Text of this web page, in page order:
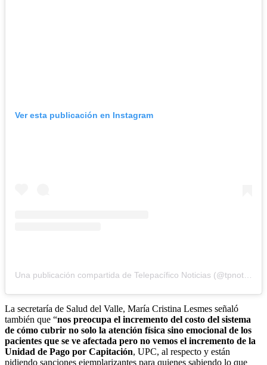
Ver esta publicación en Instagram
La secretaría de Salud del Valle, María Cristina Lesmes señaló
también que “nos preocupa el incremento del costo del sistema
de cómo cubrir no solo la atención física sino emocional de los
pacientes que se ve afectada pero no vemos el incremento de la
Unidad de Pago por Capitación, UPC, al respecto y están
pidiendo sanciones ejemplarizantes para quienes sabiendo lo que